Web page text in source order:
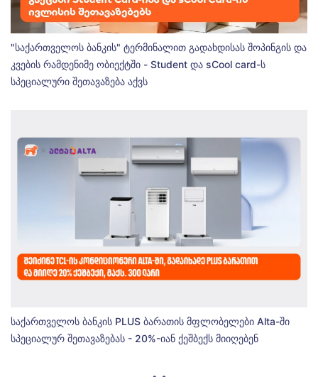
"საქართველოს ბანკის" ტერმინალით გადახდისას შოპინგის და
კვების რამდენიმე ობიექტში - Student და sCool card-ს
სპეციალური შეთავაზება აქვს
საქართველოს ბანკის PLUS ბარათის მფლობელები Alta-ში
სპეციალურ შეთავაზებას - 20%-იან ქეშბექს მიიღებენ